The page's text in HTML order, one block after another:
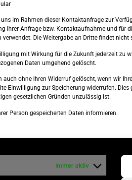
Immer aktiv
uns im Rahmen dieser Kontaktanfrage zur
Ihrer Anfrage bzw. Kontaktaufnahme und für
Die Weitergabe an Dritte findet nicht
mit Wirkung für die Zukunft jederzeit zu
Daten umgehend gelöscht.
auch ohne Ihren Widerruf gelöscht, wenn wir
Einwilligung zur Speicherung widerrufen. Dies
gesetzlichen Gründen unzulässig ist.
Person gespeicherten Daten informieren.